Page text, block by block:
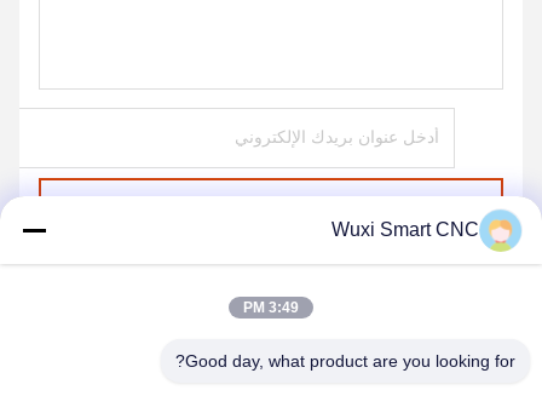
Wuxi Smart CNC
3:49 PM
Good day, what product are you looking for?